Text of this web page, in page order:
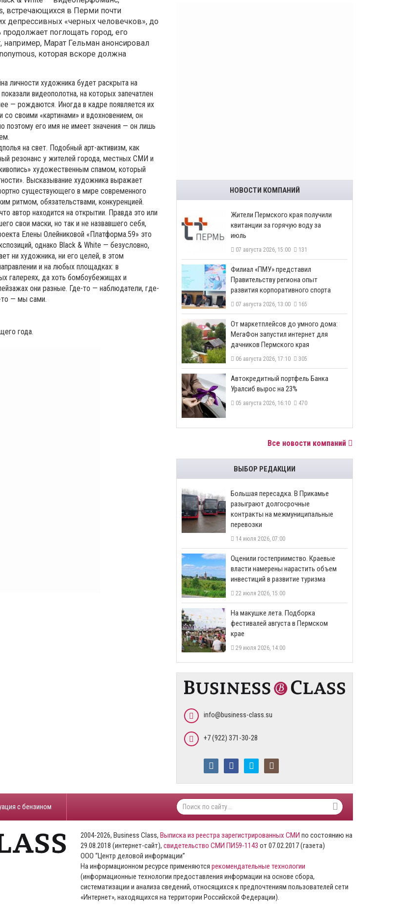
встречающихся в Перми почти
депрессивных «черных человечков», до
поглощать город, его
например, Марат Гельман анонсировал
которая вскоре должна
личности художника будет раскрыта на
видеополотна, на которых запечатлен
— рождаются. Иногда в кадре появляется их
со своими «картинами» и вдохновением, он
поэтому его имя не имеет значения — он лишь
на свет. Подобный арт-активизм, как
резонанс у жителей города, местных СМИ и
художественным спамом, который
Высказывание художника выражает
существующего в мире современного
ритмом, обязательствами, конкуренцией.
автор находится на открытии. Правда это или
свои маски, но так и не назвавшего себя,
Елены Олейниковой «Платформа.59» это
однако Black & White — безусловно,
ни художника, ни его целей, в этом
и на любых площадках: в
галереях, да хоть бомбоубежищах и
они разные. Где-то — наблюдатели, где-
то — мы сами.
года.
НОВОСТИ КОМПАНИЙ
​Жители Пермского края получили
квитанции за горячую воду за
июль
07 августа 2026, 15:00 131
​Филиал «ПМУ» представил
Правительству региона опыт
развития корпоративного спорта
07 августа 2026, 13:00 165
От маркетплейсов до умного дома:
МегаФон запустил интернет для
дачников Пермского края
06 августа 2026, 17:10 305
​Автокредитный портфель Банка
Уралсиб вырос на 23%
05 августа 2026, 16:10 470
Все новости компаний
ВЫБОР РЕДАКЦИИ
Большая пересадка. В Прикамье
разыграют долгосрочные
контракты на межмуниципальные
перевозки
14 июля 2026, 07:00
Оценили гостеприимство. Краевые
власти намерены нарастить объем
инвестиций в развитие туризма
22 июля 2026, 15:00
На макушке лета. Подборка
фестивалей августа в Пермском
крае
29 июля 2026, 14:00
info@business-class.su
+7 (922) 371-30-28
с бензином
2004-2026, Business Class, Выписка из реестра зарегистрированных СМИ по состоянию на
29.08.2018 (интернет-сайт), свидетельство СМИ ПИ59-1143 от 07.02.2017 (газета)
ООО “Центр деловой информации”
На информационном ресурсе применяются рекомендательные технологии
(информационные технологии предоставления информации на основе сбора,
систематизации и анализа сведений, относящихся к предпочтениям пользователей сети
«Интернет», находящихся на территории Российской Федерации).